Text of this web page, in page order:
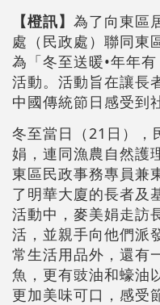
【橙訊】 為了向東區
處（民政處）聯同東
為「冬至送暖•年年
活動。活動旨在讓長
中國傳統節日感受到
冬至當日（21日），
娟，連同漁農自然護
東區民政事務專員兼
了明華大廈的長者及
活動中，麥美娟走訪
活，並親手向他們派
常生活用品外，還有
魚，更有豉油和蠔油
更加美味可口，感受